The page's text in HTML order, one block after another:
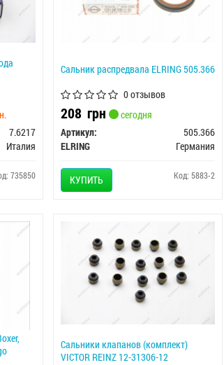
7.6217
Италия
735850
Сальник распредвала ELRING 505.366
0 отзывов
208 грн
сегодня
Артикул:
505.366
ELRING
Германия
КУПИТЬ Код: 5883-2
Сальники клапанов (комплект)
VICTOR REINZ 12-31306-12